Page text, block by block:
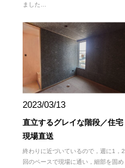
ました…
2023/03/13
直立するグレイな階段／住宅
現場直送
終わりに近づいているので，週に1，2
回のペースで現場に通い，細部を固め